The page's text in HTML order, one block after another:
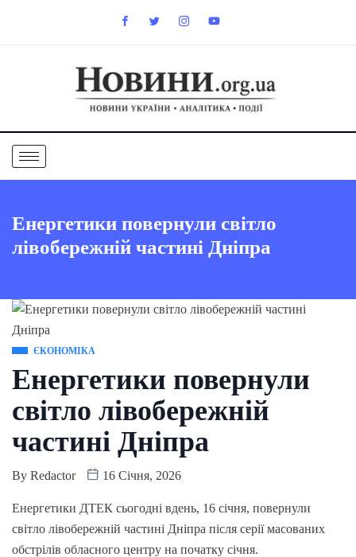
Енергетики повернули світло
лівобережній частині Дніпра
ЄКОНОМІКА
Енергетики повернули
світло лівобережній
частині Дніпра
By Redactor 16 Січня, 2026
Енергетики ДТЕК сьогодні вдень, 16 січня, повернули
світло лівобережній частині Дніпра після серії масованих
обстрілів обласного центру на початку січня.